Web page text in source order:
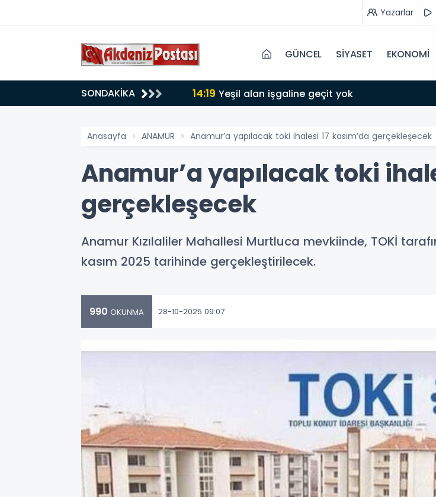
Yazarlar
GÜNCEL SİYASET EKONOMİ
SONDAKİKA
30 dereceyi gördü 14:19 Yeşil alan işgaline geçit yok
Anasayfa ANAMUR Anamur’a yapılacak toki ihalesi 17 kasım’da gerçekleşecek
Anamur’a yapılacak toki
gerçekleşecek
Anamur Kızılaliler Mahallesi Murtluca mevkiinde, TOKİ
kasım 2025 tarihinde gerçekleştirilecek.
990 OKUNMA 28-10-2025 09:07